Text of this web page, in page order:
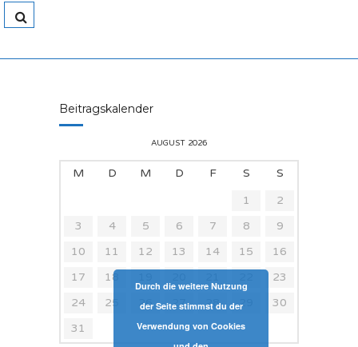
Beitragskalender
AUGUST 2026
M D M D F S
S
1
2
3
4 5 6 7 8
9
10
11 12 13 14 15
16
17
18
23
24
25 26 27 28 29
30
31
Durch die weitere Nutzung
der Seite stimmst du der
Verwendung von Cookies